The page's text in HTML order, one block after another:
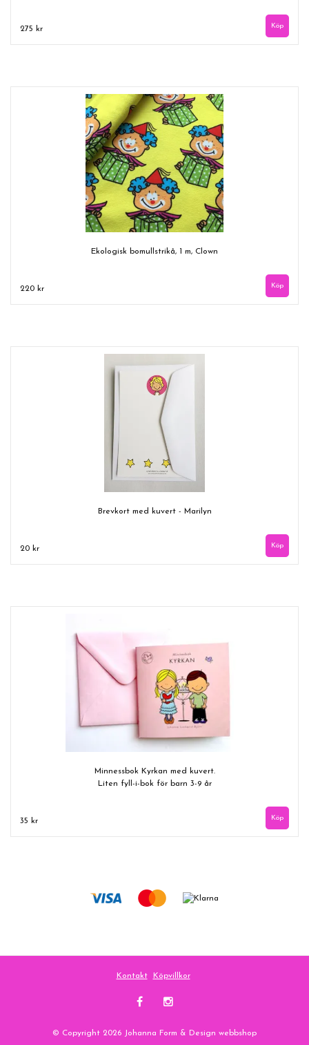
275 kr
Ekologisk bomullstrikå, 1 m, Clown
220 kr
Brevkort med kuvert - Marilyn
20 kr
Minnessbok Kyrkan med kuvert.
Liten fyll-i-bok för barn 3-9 år
35 kr
Kontakt Köpvillkor
© Copyright 2026 Johanna Form & Design webbshop